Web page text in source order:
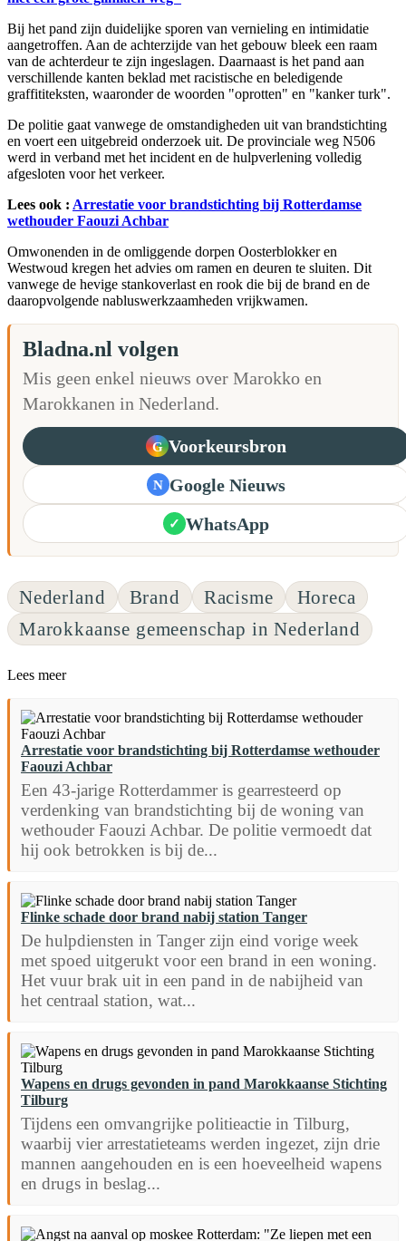
Bij het pand zijn duidelijke sporen van vernieling en intimidatie
aangetroffen. Aan de achterzijde van het gebouw bleek een raam
van de achterdeur te zijn ingeslagen. Daarnaast is het pand aan
verschillende kanten beklad met racistische en beledigende
graffititeksten, waaronder de woorden "oprotten" en "kanker turk".
De politie gaat vanwege de omstandigheden uit van brandstichting
en voert een uitgebreid onderzoek uit. De provinciale weg N506
werd in verband met het incident en de hulpverlening volledig
afgesloten voor het verkeer.
Lees ook : Arrestatie voor brandstichting bij Rotterdamse
wethouder Faouzi Achbar
Omwonenden in de omliggende dorpen Oosterblokker en
Westwoud kregen het advies om ramen en deuren te sluiten. Dit
vanwege de hevige stankoverlast en rook die bij de brand en de
daaropvolgende nabluswerkzaamheden vrijkwamen.
Bladna.nl volgen
Mis geen enkel nieuws over Marokko en
Marokkanen in Nederland.
G Voorkeursbron
N Google Nieuws
✓ WhatsApp
Nederland Brand Racisme
Horeca
Marokkaanse gemeenschap in Nederland
Lees meer
Arrestatie voor brandstichting bij Rotterdamse wethouder
Faouzi Achbar
Een 43-jarige Rotterdammer is gearresteerd op
verdenking van brandstichting bij de woning van
wethouder Faouzi Achbar. De politie vermoedt dat
hij ook betrokken is bij de...
Flinke schade door brand nabij station Tanger
De hulpdiensten in Tanger zijn eind vorige week
met spoed uitgerukt voor een brand in een woning.
Het vuur brak uit in een pand in de nabijheid van
het centraal station, wat...
Wapens en drugs gevonden in pand Marokkaanse Stichting
Tilburg
Tijdens een omvangrijke politieactie in Tilburg,
waarbij vier arrestatieteams werden ingezet, zijn drie
mannen aangehouden en is een hoeveelheid wapens
en drugs in beslag...